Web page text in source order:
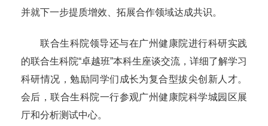
并就下一步提质增效、拓展合作领域达成共识。
联合生科院领导还与在广州健康院进行科研实践
的联合生科院“卓越班”本科生座谈交流，详细了解学习
科研情况，勉励同学们成长为复合型拔尖创新人才。
会后，联合生科院一行参观广州健康院科学城园区展
厅和分析测试中心。